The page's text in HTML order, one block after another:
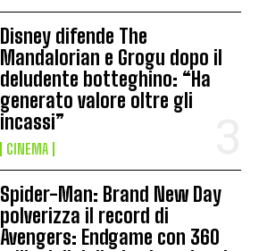
Disney difende The
Mandalorian e Grogu dopo il
deludente botteghino: “Ha
generato valore oltre gli
incassi”
CINEMA
Spider-Man: Brand New Day
polverizza il record di
Avengers: Endgame con 360